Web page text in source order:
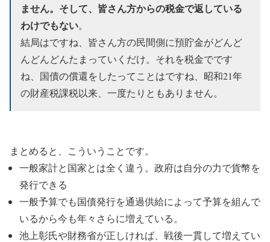
ません。そして、皆さん方からの税金で返している
わけでもない。
結局はですね、皆さん方の民間側に預貯金がどんど
んどんどんたまっていくだけ。それを税金でです
ね、国債の償還をしたってことはですね、昭和21年
の財産税課税以来、一度たりともありません。
まとめると、こういうことです。
一般家計と国家とは全く違う。政府は自分の力で貨幣を
発行できる
一般予算でも国債発行を通過供給によって予算を組んで
いるから今も年々さらに増えている。
池上彰氏や財務省が正しければ、戦後一貫して増えてい